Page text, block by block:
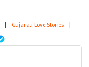
| Gujarati Love Stories |